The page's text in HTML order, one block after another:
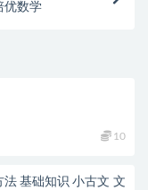
优数学
10
基础知识 小古文 文